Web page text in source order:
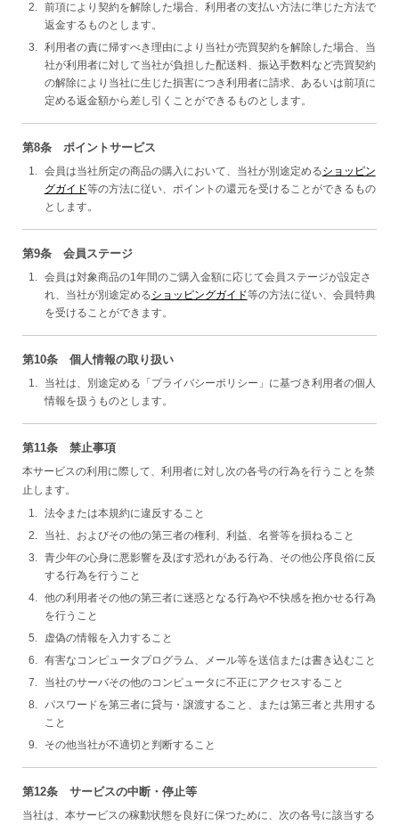
前項により契約を解除した場合、利用者の支払い方法に準じた方法で
返金するものとします。
利用者の責に帰すべき理由により当社が売買契約を解除した場合、当
社が利用者に対して当社が負担した配送料、振込手数料など売買契約
の解除により当社に生じた損害につき利用者に請求、あるいは前項に
定める返金額から差し引くことができるものとします。
第8条 ポイントサービス
会員は当社所定の商品の購入において、当社が別途定めるショッピン
グガイド等の方法に従い、ポイントの還元を受けることができるもの
とします。
第9条 会員ステージ
会員は対象商品の1年間のご購入金額に応じて会員ステージが設定さ
れ、当社が別途定めるショッピングガイド等の方法に従い、会員特典
を受けることができます。
第10条 個人情報の取り扱い
当社は、別途定める「プライバシーポリシー」に基づき利用者の個人
情報を扱うものとします。
第11条 禁止事項
本サービスの利用に際して、利用者に対し次の各号の行為を行うことを禁
止します。
法令または本規約に違反すること
当社、およびその他の第三者の権利、利益、名誉等を損ねること
青少年の心身に悪影響を及ぼす恐れがある行為、その他公序良俗に反
する行為を行うこと
他の利用者その他の第三者に迷惑となる行為や不快感を抱かせる行為
を行うこと
虚偽の情報を入力すること
有害なコンピュータプログラム、メール等を送信または書き込むこと
当社のサーバその他のコンピュータに不正にアクセスすること
パスワードを第三者に貸与・譲渡すること、または第三者と共用する
こと
その他当社が不適切と判断すること
第12条 サービスの中断・停止等
当社は、本サービスの稼動状態を良好に保つために、次の各号に該当する